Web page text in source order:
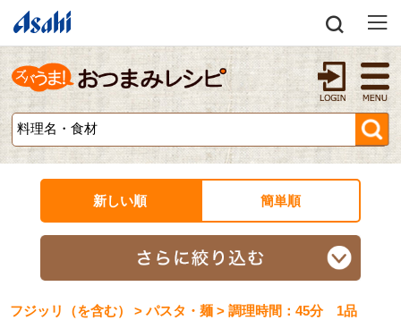
新しい順 簡単順
フジッリ（を含む） > パスタ・麺 > 調理時間：45分 1品